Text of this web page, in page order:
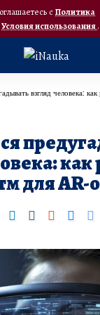
с Политика
Условия использования.
взгляд человека: как
как
для AR-